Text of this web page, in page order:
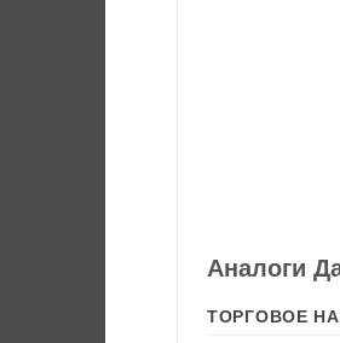
Аналоги
ТОРГОВОЕ